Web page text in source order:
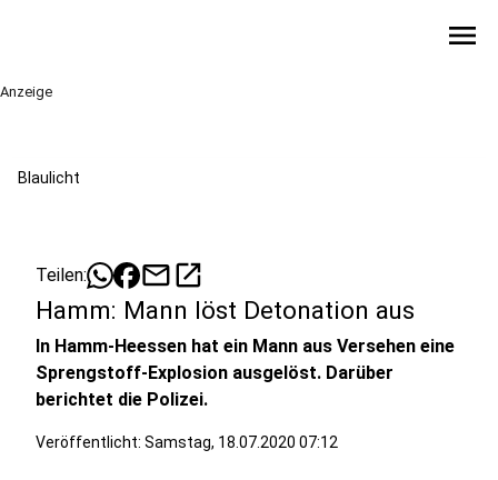
menu
Anzeige
Blaulicht
Teilen: mailopen_in_new
Hamm: Mann löst Detonation aus
In Hamm-Heessen hat ein Mann aus Versehen eine
Sprengstoff-Explosion ausgelöst. Darüber
berichtet die Polizei.
Veröffentlicht: Samstag, 18.07.2020 07:12